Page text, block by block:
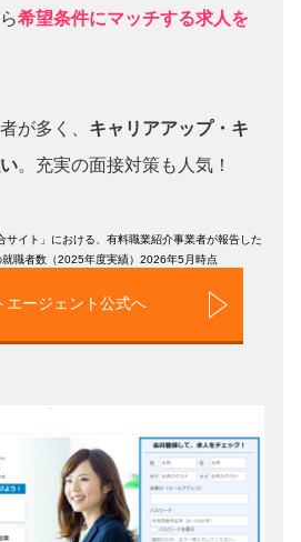
希望条件にマッチする求人を
が多く、 キャリアアップ・キ
。充実の面接対策も人気！
イト」における、有料職業紹介事業者が報告した
就職者数（2025年度実績）2026年5月時点
エージェント公式へ